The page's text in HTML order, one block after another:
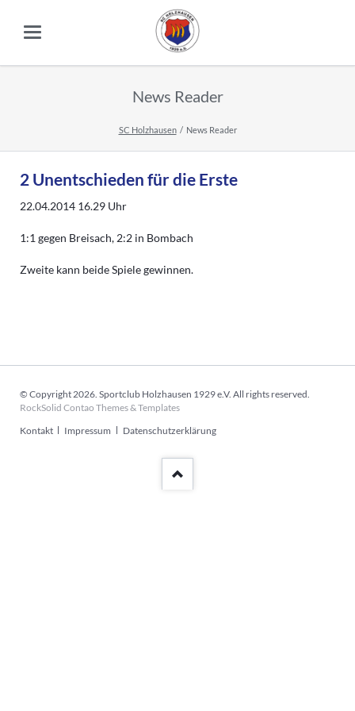
News Reader
SC Holzhausen News Reader
2 Unentschieden für die Erste
22.04.2014 16.29Uhr
1:1 gegen Breisach, 2:2 in Bombach
Zweite kann beide Spiele gewinnen.
© Copyright 2026. Sportclub Holzhausen 1929 e.V. All rights reserved.
RockSolid Contao Themes & Templates
Navigation
Kontakt Impressum Datenschutzerklärung